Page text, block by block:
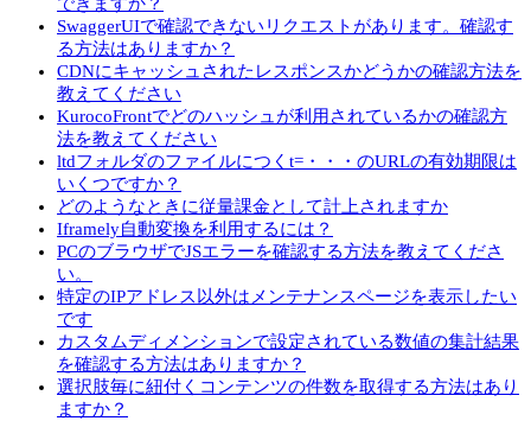
SwaggerUIで確認できないリクエストがあります。確認す
る方法はありますか？
CDNにキャッシュされたレスポンスかどうかの確認方法を
教えてください
KurocoFrontでどのハッシュが利用されているかの確認方
法を教えてください
ltdフォルダのファイルにつくt=・・・のURLの有効期限は
いくつですか？
どのようなときに従量課金として計上されますか
Iframely自動変換を利用するには？
PCのブラウザでJSエラーを確認する方法を教えてくださ
い。
特定のIPアドレス以外はメンテナンスページを表示したい
です
カスタムディメンションで設定されている数値の集計結果
を確認する方法はありますか？
選択肢毎に紐付くコンテンツの件数を取得する方法はあり
ますか？